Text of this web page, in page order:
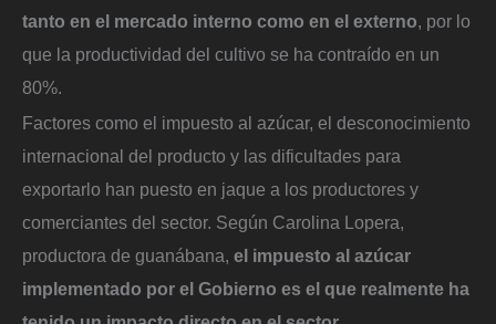
tanto en el mercado interno como en el externo, por lo
que la productividad del cultivo se ha contraído en un
80%.
Factores como el impuesto al azúcar, el desconocimiento
internacional del producto y las dificultades para
exportarlo han puesto en jaque a los productores y
comerciantes del sector. Según Carolina Lopera,
productora de guanábana, el impuesto al azúcar
implementado por el Gobierno es el que realmente ha